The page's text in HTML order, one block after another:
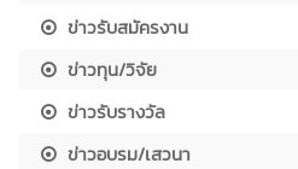
ข่าวรับสมัครงาน
ข่าวทุน/วิจัย
ข่าวรับรางวัล
ข่าวอบรม/เสวนา